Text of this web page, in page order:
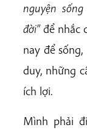
nguyện
đời”để nhắc
nay để
duy, những
ích lợi.
Mình phải